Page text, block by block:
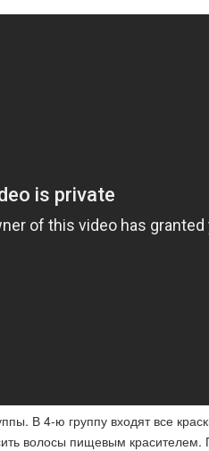
В 4-ю группу входят все
волосы пищевым красителем.